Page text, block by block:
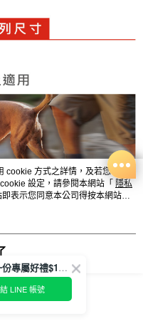
方式之詳情，及若您不希
設定，請參閱本網站「 隱私
表示您同意本公司得按本網站使
🎉您有一份專屬好禮$100正等著您🎁
LINE 帳號